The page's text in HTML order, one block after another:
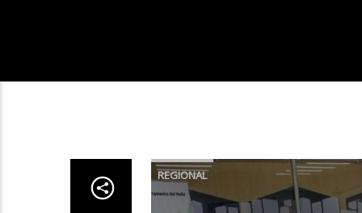
REGIONAL